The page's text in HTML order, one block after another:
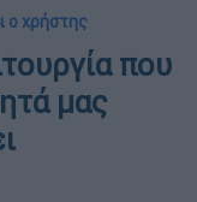
ο χρήστης
που
μας